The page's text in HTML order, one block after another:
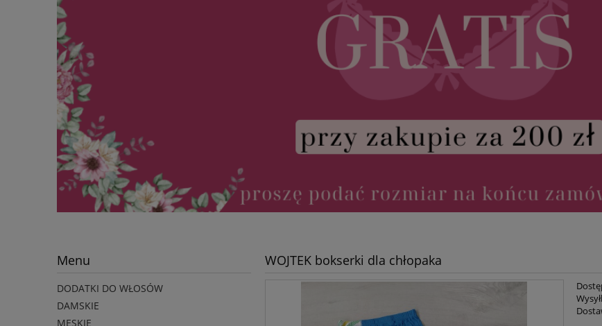
Menu
DODATKI DO WŁOSÓW
DAMSKIE
MĘSKIE
WOJTEK bokserki dla chłopaka